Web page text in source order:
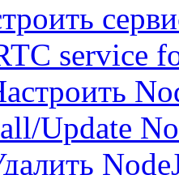
service
Update